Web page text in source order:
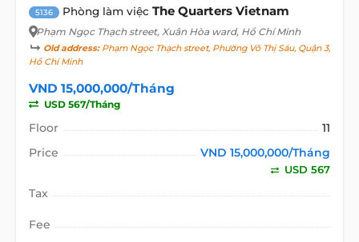
5136 Phòng làm việc The Quarters Vietnam
Phạm Ngọc Thạch street, Xuân Hòa ward, Hồ Chí Minh
Old address:Phạm Ngọc Thạch street, Phường Võ Thị Sáu, Quận 3,
Hồ Chí Minh
VND 15,000,000/Tháng
USD 567/Tháng
Floor
11
Price
VND 15,000,000/Tháng
USD 567
Tax
Fee